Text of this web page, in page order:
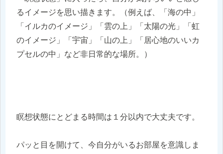
るイメージを思い描きます。（例えば、「海の中」
「イルカのイメージ」「雲の上」「太陽の光」「虹
のイメージ」「宇宙」「山の上」「居心地のいいカ
プセルの中」など非日常的な場所。）
瞑想状態にとどまる時間は１分以内で大丈夫です。
パッと目を開けて、今自分がいるお部屋を意識しま